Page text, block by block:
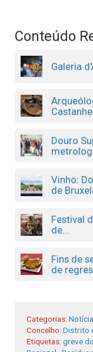
Conteúdo
Galeria
Douro
Vinho:
de
Festival
de...
Fins de
de
Categorias:
Concelho: Distrito
Etiquetas: greve